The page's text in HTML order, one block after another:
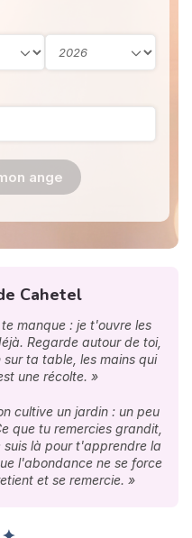
ange
Cahetel
manque : je t'ouvre les
Regarde autour de toi,
ta table, les mains qui
une récolte. »
cultive un jardin : un peu
que tu remercies grandit,
suis là pour t'apprendre la
l'abondance ne se force
et se remercie. »